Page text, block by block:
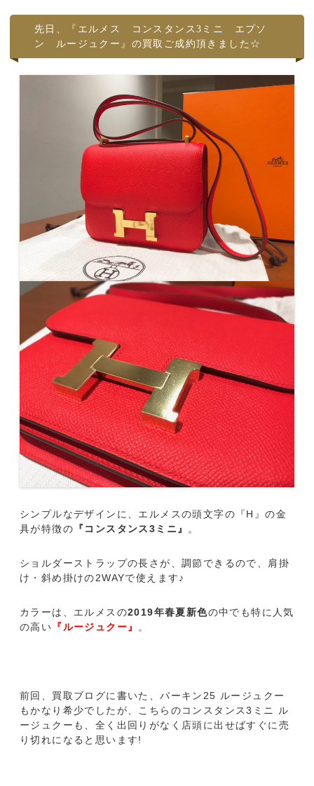
先日、『エルメス コンスタンス3ミニ エプソ
ン ルージュクー』の買取ご成約頂きました☆
シンプルなデザインに、エルメスの頭文字の『H』の金
具が特徴の 『コンスタンス3ミニ』 。
ショルダーストラップの長さが、調節できるので、肩掛
け・斜め掛けの2WAYで使えます♪
カラーは、エルメスの2019年春夏新色の中でも特に人気
の高い 『ルージュクー』 。
前回、買取ブログに書いた、バーキン25 ルージュクー
もかなり希少でしたが、こちらのコンスタンス3ミニ ル
ージュクーも、全く出回りがなく店頭に出せばすぐに売
り切れになると思います!